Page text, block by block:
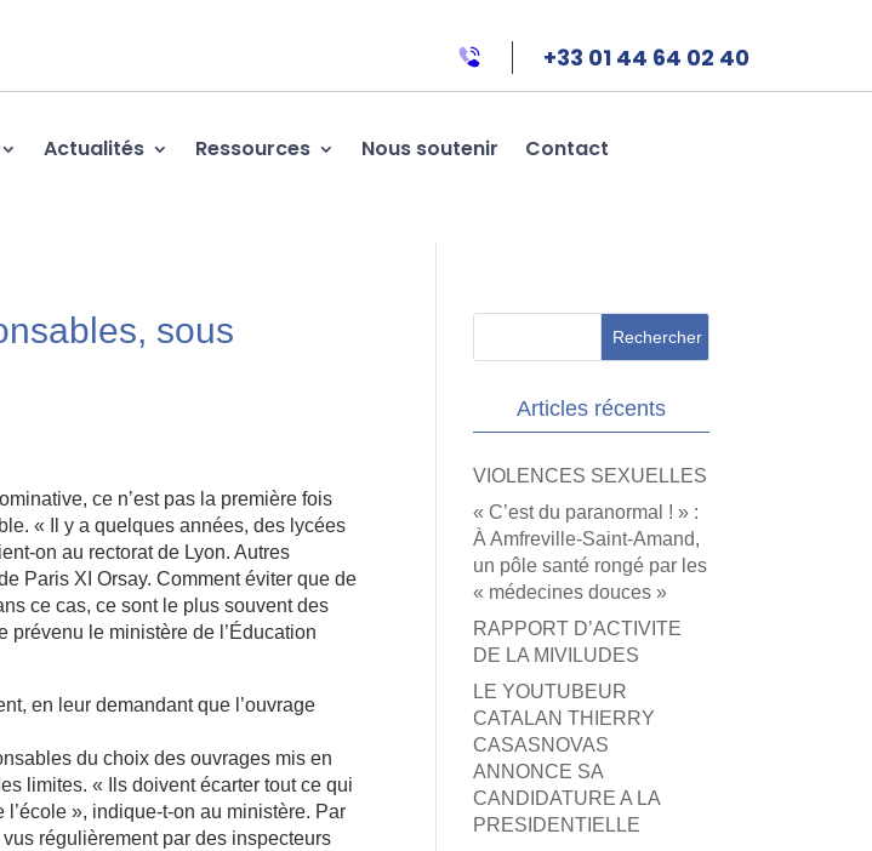
+33 01 44 64 02 40
Actualités Ressources Nous soutenir Contact
sous
ce n’est pas la première fois
« Il y a quelques années, des lycées
on au rectorat de Lyon. Autres
Paris XI Orsay. Comment éviter que de
ce cas, ce sont le plus souvent des
prévenu le ministère de l’Éducation
en leur demandant que l’ouvrage
du choix des ouvrages mis en
limites. « Ils doivent écarter tout ce qui
», indique-t-on au ministère. Par
régulièrement par des inspecteurs
Articles récents
VIOLENCES SEXUELLES
« C’est du paranormal ! » :
À Amfreville-Saint-Amand,
un pôle santé rongé par les
« médecines douces »
RAPPORT D’ACTIVITE
DE LA MIVILUDES
LE YOUTUBEUR
CATALAN THIERRY
CASASNOVAS
ANNONCE SA
CANDIDATURE A LA
PRESIDENTIELLE